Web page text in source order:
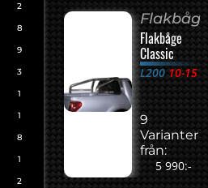
2
8
9
3
1
1
8
1
2
Flakbåge
Classic
L20010-15
9
Varianter
från:
5 990:-